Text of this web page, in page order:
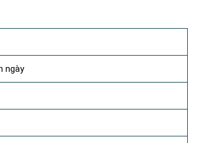
ngày